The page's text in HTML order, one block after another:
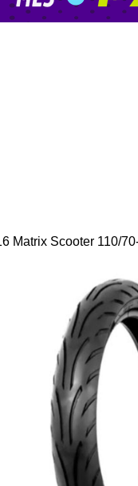
Matrix Scooter 110/